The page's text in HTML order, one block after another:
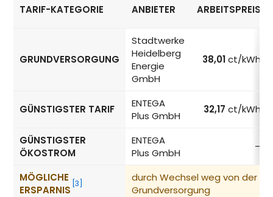
Strompreise in Heidelberg nach Tarif-Kategorie
TARIF-KATEGORIE ANBIETER ARBEITSPREIS
GRUNDVERSORGUNG
Stadtwerke
Heidelberg
Energie
GmbH
38,01ct/kWh
GÜNSTIGSTER TARIF
ENTEGA
Plus GmbH
32,17 ct/kWh
GÜNSTIGSTER
ÖKOSTROM
ENTEGA
Plus GmbH
–
MÖGLICHE
ERSPARNIS
[3]
durch Wechsel weg von der
Grundversorgung